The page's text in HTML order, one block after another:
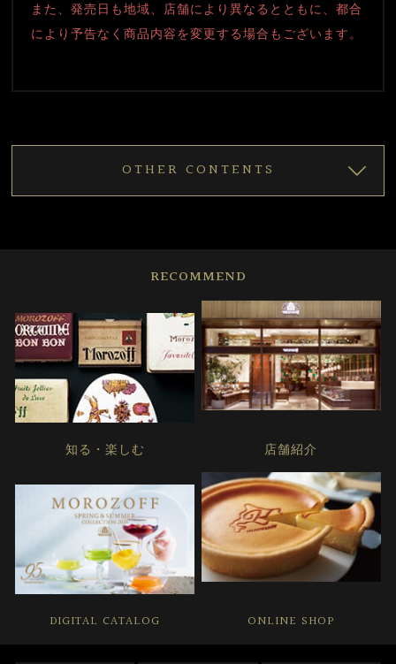
また、発売日も地域、店舗により異なるとともに、都合
により予告なく商品内容を変更する場合もございます。
OTHER CONTENTS
RECOMMEND
知る・楽しむ 店舗紹介
DIGITAL CATALOG ONLINE SHOP